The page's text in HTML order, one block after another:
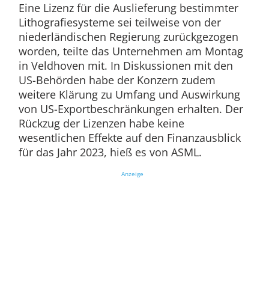
Eine Lizenz für die Auslieferung bestimmter
Lithografiesysteme sei teilweise von der
niederländischen Regierung zurückgezogen
worden, teilte das Unternehmen am Montag
in Veldhoven mit. In Diskussionen mit den
US-Behörden habe der Konzern zudem
weitere Klärung zu Umfang und Auswirkung
von US-Exportbeschränkungen erhalten. Der
Rückzug der Lizenzen habe keine
wesentlichen Effekte auf den Finanzausblick
für das Jahr 2023, hieß es von ASML.
Anzeige